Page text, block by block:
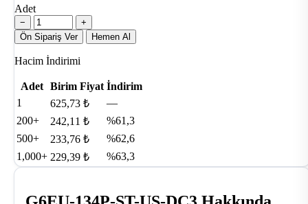
Adet
−
+
Ön Sipariş Ver
Hemen Al
Hacim İndirimi
Adet Birim Fiyat İndirim
1
625,73 ₺
—
200+
242,11 ₺
%61,3
500+
233,76 ₺
%62,6
1,000+ 229,39 ₺ %63,3